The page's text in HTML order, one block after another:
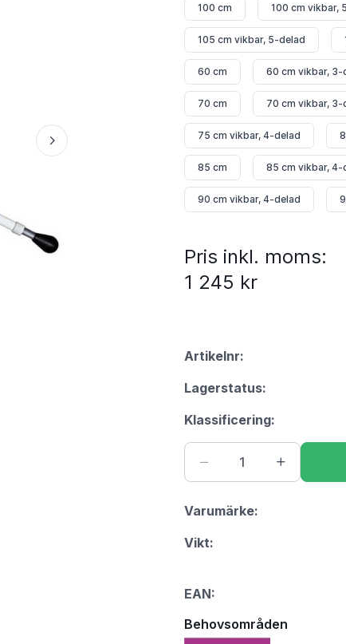
100 cm 100 cm vikbar,
105 cm vikbar, 5-delad
60 cm 60 cm vikbar, 3-
70 cm 70 cm vikbar, 3-
75 cm vikbar, 4-delad
85 cm 85 cm vikbar, 4-
90 cm vikbar, 4-delad
Pris inkl. moms:
1 245 kr
Artikelnr:
Lagerstatus:
Klassificering:
Varumärke:
Vikt:
EAN:
Behovsområden